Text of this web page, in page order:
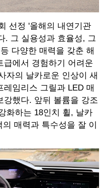
선정 '올해의 내연기관
. 그 실용성과 효율성, 그
다양한 매력을 갖춘 해
급에서 경험하기 어려운
자의 날카로운 인상이 새
임리스 그릴과 LED 매
강했다. 앞뒤 볼륨을 강조
화하는 18인치 휠, 날카
매력과 특수성을 잘 이